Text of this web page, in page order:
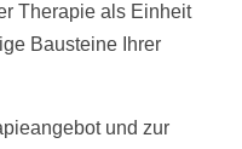
Therapie als Einheit
Bausteine Ihrer
und zur